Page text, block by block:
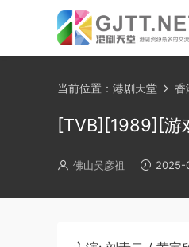
当前位置： 港剧天堂 香
[TVB][1989][游
佛山吴彦祖 2025-